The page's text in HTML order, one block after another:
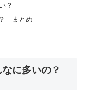
？
？ まとめ
に多いの？